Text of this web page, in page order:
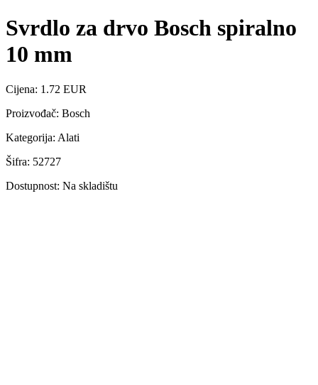
Svrdlo za drvo Bosch spiralno
10 mm
Cijena: 1.72 EUR
Proizvođač: Bosch
Kategorija: Alati
Šifra: 52727
Dostupnost: Na skladištu